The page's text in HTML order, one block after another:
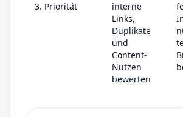
3. Priorität
interne
Links,
Duplikate
und
Content-
Nutzen
bewerten